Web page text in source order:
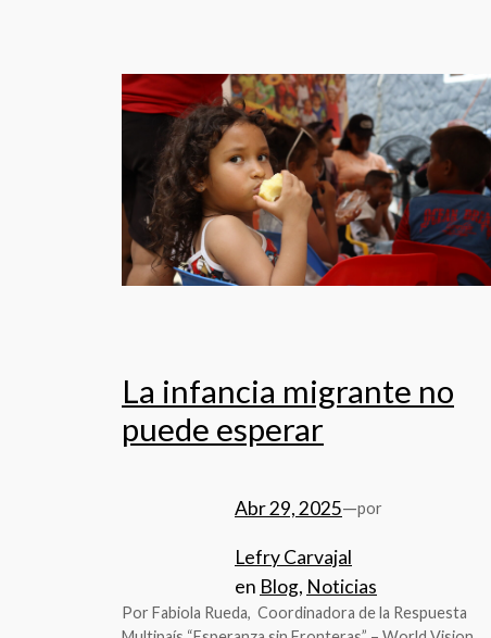
La infancia migrante no
puede esperar
Abr 29, 2025—por
Lefry Carvajal
en Blog, Noticias
Por Fabiola Rueda, Coordinadora de la Respuesta